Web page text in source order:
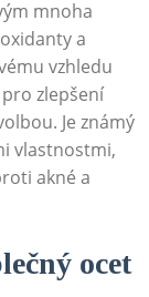
mnoha
a
vzhledu
zlepšení
Je známý
vlastnostmi,
akné a
ocet